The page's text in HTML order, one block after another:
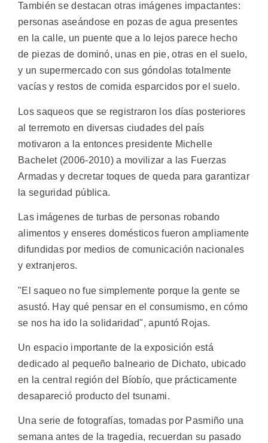
También se destacan otras imágenes impactantes:
personas aseándose en pozas de agua presentes
en la calle, un puente que a lo lejos parece hecho
de piezas de dominó, unas en pie, otras en el suelo,
y un supermercado con sus góndolas totalmente
vacías y restos de comida esparcidos por el suelo.
Los saqueos que se registraron los días posteriores
al terremoto en diversas ciudades del país
motivaron a la entonces presidente Michelle
Bachelet (2006-2010) a movilizar a las Fuerzas
Armadas y decretar toques de queda para garantizar
la seguridad pública.
Las imágenes de turbas de personas robando
alimentos y enseres domésticos fueron ampliamente
difundidas por medios de comunicación nacionales
y extranjeros.
"El saqueo no fue simplemente porque la gente se
asustó. Hay qué pensar en el consumismo, en cómo
se nos ha ido la solidaridad", apuntó Rojas.
Un espacio importante de la exposición está
dedicado al pequeño balneario de Dichato, ubicado
en la central región del Bíobío, que prácticamente
desapareció producto del tsunami.
Una serie de fotografías, tomadas por Pasmiño una
semana antes de la tragedia, recuerdan su pasado